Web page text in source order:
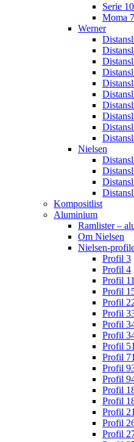
Serie
Moma
Werner
Nielsen
Kompositlist
Aluminium
Ramlister –
Om Nielsen
Nielsen-
Profil 3
Profil 4
Profil 11
Profil
Profil
Profil
Profil
Profil
Profil 51
Profil 71
Profil
Profil
Profil
Profil
Profil
Profil
Profil